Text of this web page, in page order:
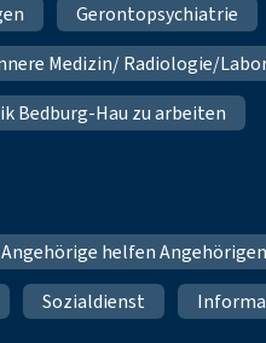
Gerontopsychiatrie
Medizin/ Radiologie/
Bedburg-Hau zu arbeiten
Angehörige helfen Angehörigen
Sozialdienst